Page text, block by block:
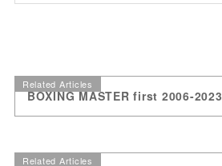
Related Articles
BOXING MASTER first 2006-2023
Related Articles